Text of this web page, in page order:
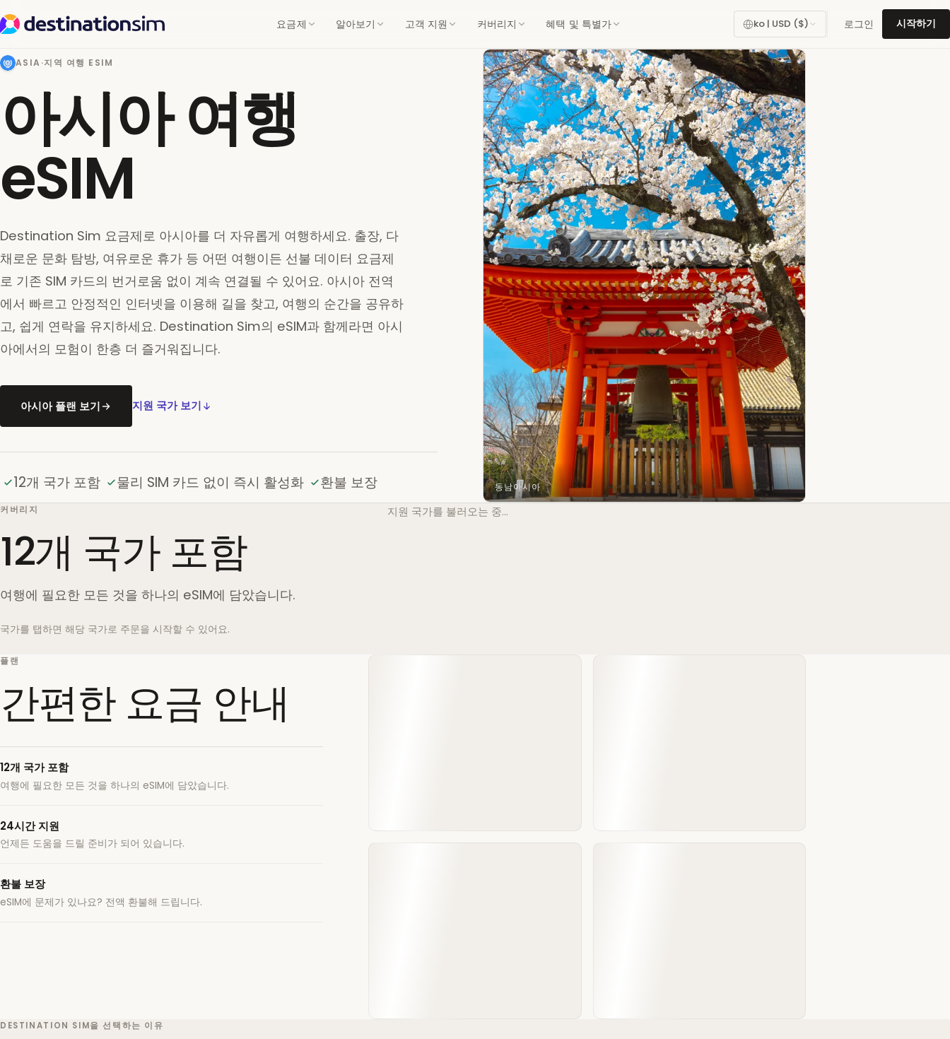
요금제 알아보기 고객 지원 커버리지 혜택 및 특별가 ko | USD ($) 로그인 시작하기
ASIA·지역 여행 ESIM
아시아 여행
eSIM
Destination Sim 요금제로 아시아를 더 자유롭게 여행하세요. 출장, 다
채로운 문화 탐방, 여유로운 휴가 등 어떤 여행이든 선불 데이터 요금제
로 기존 SIM 카드의 번거로움 없이 계속 연결될 수 있어요. 아시아 전역
에서 빠르고 안정적인 인터넷을 이용해 길을 찾고, 여행의 순간을 공유하
고, 쉽게 연락을 유지하세요. Destination Sim의 eSIM과 함께라면 아시
아에서의 모험이 한층 더 즐거워집니다.
아시아 플랜 보기 지원 국가 보기
12개 국가 포함 물리 SIM 카드 없이 즉시 활성화 환불 보장 동남아시아
커버리지
12개 국가 포함
여행에 필요한 모든 것을 하나의 eSIM에 담았습니다.
국가를 탭하면 해당 국가로 주문을 시작할 수 있어요.
지원 국가를 불러오는 중…
플랜
간편한 요금 안내
12개 국가 포함
여행에 필요한 모든 것을 하나의 eSIM에 담았습니다.
24시간 지원
언제든 도움을 드릴 준비가 되어 있습니다.
환불 보장
eSIM에 문제가 있나요? 전액 환불해 드립니다.
DESTINATION SIM을 선택하는 이유